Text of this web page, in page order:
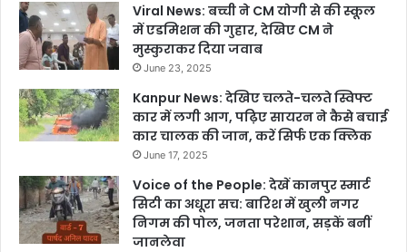
Viral News: बच्ची ने CM योगी से की स्कूल
में एडमिशन की गुहार, देखिए CM ने
मुस्कुराकर दिया जवाब
June 23, 2025
Kanpur News: देखिए चलते-चलते स्विफ्ट
कार में लगी आग, पढ़िए सायरन ने कैसे बचाई
कार चालक की जान, करें सिर्फ एक क्लिक
June 17, 2025
Voice of the People: देखें कानपुर स्मार्ट
सिटी का अधूरा सच: बारिश में खुली नगर
निगम की पोल, जनता परेशान, सड़कें बनीं
जानलेवा